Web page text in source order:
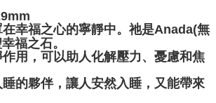
幸福之心的寧靜中。祂是Anada(無
福之石。
用，可以助人化解壓力、憂慮和焦
的夥伴，讓人安然入睡，又能帶來